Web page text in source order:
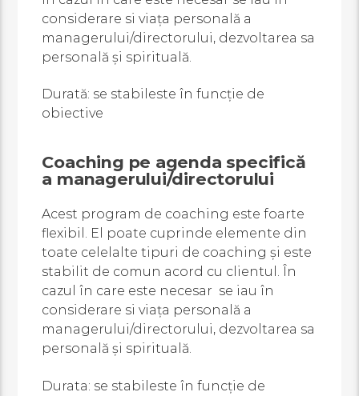
considerare si viața personală a
managerului/directorului, dezvoltarea sa
personală și spirituală.
Durată: se stabileste în funcție de
obiective
Coaching pe agenda specifică
a managerului/directorului
Acest program de coaching este foarte
flexibil. El poate cuprinde elemente din
toate celelalte tipuri de coaching și este
stabilit de comun acord cu clientul. În
cazul în care este necesar se iau în
considerare si viața personală a
managerului/directorului, dezvoltarea sa
personală și spirituală.
Durata: se stabileste în funcție de